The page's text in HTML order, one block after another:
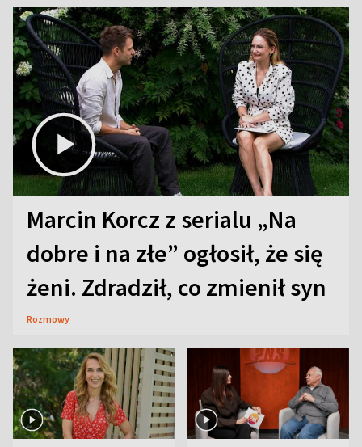
Marcin Korcz z serialu „Na
dobre i na złe” ogłosił, że się
żeni. Zdradził, co zmienił syn
Rozmowy